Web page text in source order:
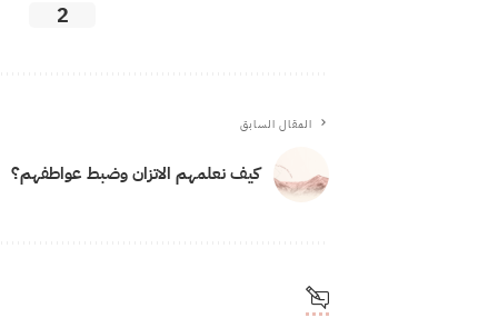
2
المقال السابق
كيف نعلمهم الاتزان وضبط عواطفهم؟